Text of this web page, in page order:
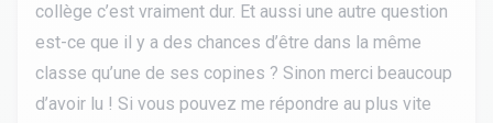
collège c’est vraiment dur. Et aussi une autre question
est-ce que il y a des chances d’être dans la même
classe qu’une de ses copines ? Sinon merci beaucoup
d’avoir lu ! Si vous pouvez me répondre au plus vite